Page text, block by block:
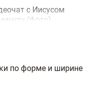
с Иисусом
(фото)
Марка Цукерберга
по форме и ширине